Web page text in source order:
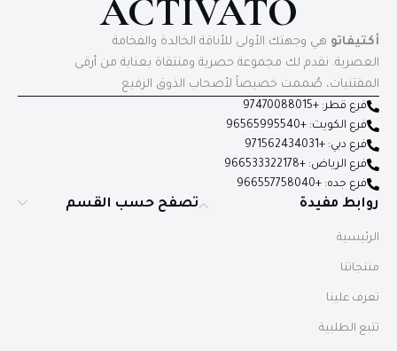
ACTIVATO
أكتيفاتو هي وجهتك الأولى للأناقة الخالدة والفخامة
العصرية. نقدم لك مجموعة حصرية ومنتقاة بعناية من أرقى
المقتنيات، صُممت خصيصاً لأصحاب الذوق الرفيع
فرع قطر: +97470088015
فرع الكويت: +96565995540
فرع دبي: +971562434031
فرع الرياض: +966533322178
فرع جده: +966557758040
روابط مفيدة
الرئيسية
منتجاتنا
تعرف علينا
تتبع الطلبية
تصفح حسب القسم